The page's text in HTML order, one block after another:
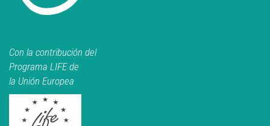
Con la contribución del
Programa LIFE de
la Unión Europea